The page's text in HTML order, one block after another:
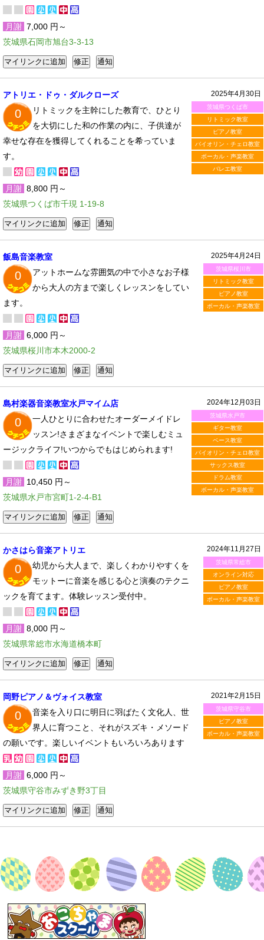
月謝 7,000 円～
茨城県石岡市旭台3-3-13
2025年4月30日
茨城県つくば市
リトミック教室
ピアノ教室
バイオリン・チェロ教室
ボーカル・声楽教室
バレエ教室
アトリエ・ドゥ・ダルクローズ
0
リトミックを主幹にした教育で、ひとり
を大切にした和の作業の内に、子供達が
幸せな存在を獲得してくれることを希っていま
す。
月謝 8,800 円～
茨城県つくば市千現 1-19-8
2025年4月24日
茨城県桜川市
リトミック教室
ピアノ教室
ボーカル・声楽教室
飯島音楽教室
0
アットホームな雰囲気の中で小さなお子様
から大人の方まで楽しくレッスンをしてい
ます。
月謝 6,000 円～
茨城県桜川市本木2000-2
2024年12月03日
茨城県水戸市
ギター教室
ベース教室
バイオリン・チェロ教室
サックス教室
ドラム教室
ボーカル・声楽教室
島村楽器音楽教室水戸マイム店
0
一人ひとりに合わせたオーダーメイドレ
ッスン!さまざまなイベントで楽しむミュ
ージックライフ!いつからでもはじめられます!
月謝 10,450 円～
茨城県水戸市宮町1-2-4-B1
2024年11月27日
茨城県常総市
オンライン対応
ピアノ教室
ボーカル・声楽教室
かさはら音楽アトリエ
0
幼児から大人まで、楽しくわかりやすくを
モットーに音楽を感じる心と演奏のテクニ
ックを育てます。体験レッスン受付中。
月謝 8,000 円～
茨城県常総市水海道橋本町
2021年2月15日
茨城県守谷市
ピアノ教室
ボーカル・声楽教室
岡野ピアノ＆ヴォイス教室
0
音楽を入り口に明日に羽ばたく文化人、世
界人に育つこと、それがスズキ・メソード
の願いです。楽しいイベントもいろいろあります
月謝 6,000 円～
茨城県守谷市みずき野3丁目